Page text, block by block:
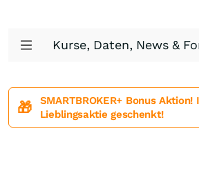
Kurse, Daten, News &
🎁
SMARTBROKER+ Bonus Aktion!
Lieblingsaktie geschenkt!